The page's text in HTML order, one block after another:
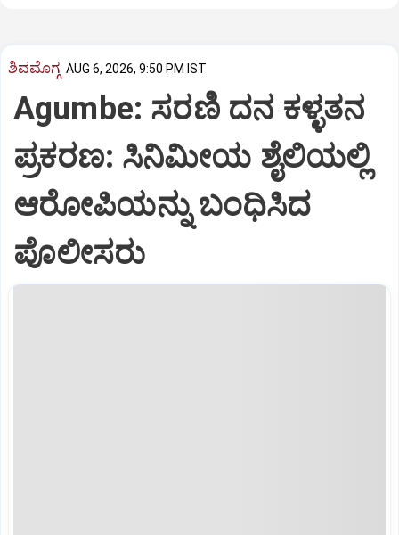
ಶಿವಮೊಗ್ಗ AUG 6, 2026, 9:50 PM IST
Agumbe: ಸರಣಿ ದನ ಕಳ್ಳತನ
ಪ್ರಕರಣ: ಸಿನಿಮೀಯ ಶೈಲಿಯಲ್ಲಿ
ಆರೋಪಿಯನ್ನು ಬಂಧಿಸಿದ
ಪೊಲೀಸರು